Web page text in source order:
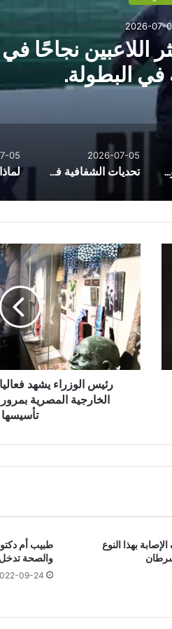
2026-07-
اللاعبين نجاحًا
في البطولة.
هذه أبرز العادات ليومية التى تزيد خطر جلطات القلب لدى الشباب
2026-07-05
تحديات الشفافية في التداول خارج البورصة
05
ر
س
ا
ل
و
ز
ر
ه
ل
ف
رئيس الوزراء يشهد
الخارجية المصرية
تأسيسها
بهذا النوع
طبيب أم
والصحة
09-24